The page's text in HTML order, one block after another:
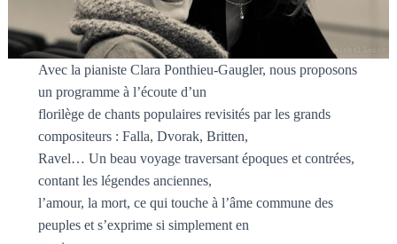
Avec la pianiste Clara Ponthieu-Gaugler, nous proposons
un programme à l’écoute d’un
florilège de chants populaires revisités par les grands
compositeurs : Falla, Dvorak, Britten,
Ravel… Un beau voyage traversant époques et contrées,
contant les légendes anciennes,
l’amour, la mort, ce qui touche à l’âme commune des
peuples et s’exprime si simplement en